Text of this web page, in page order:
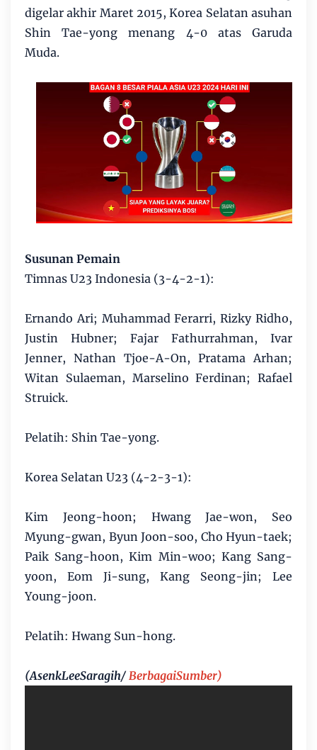
digelar akhir Maret 2015, Korea Selatan asuhan
Shin Tae-yong menang 4-0 atas Garuda
Muda.
Susunan Pemain
Timnas U23 Indonesia (3-4-2-1):
Ernando Ari; Muhammad Ferarri, Rizky Ridho,
Justin Hubner; Fajar Fathurrahman, Ivar
Jenner, Nathan Tjoe-A-On, Pratama Arhan;
Witan Sulaeman, Marselino Ferdinan; Rafael
Struick.
Pelatih: Shin Tae-yong.
Korea Selatan U23 (4-2-3-1):
Kim Jeong-hoon; Hwang Jae-won, Seo
Myung-gwan, Byun Joon-soo, Cho Hyun-taek;
Paik Sang-hoon, Kim Min-woo; Kang Sang-
yoon, Eom Ji-sung, Kang Seong-jin; Lee
Young-joon.
Pelatih: Hwang Sun-hong.
(AsenkLeeSaragih/BerbagaiSumber)